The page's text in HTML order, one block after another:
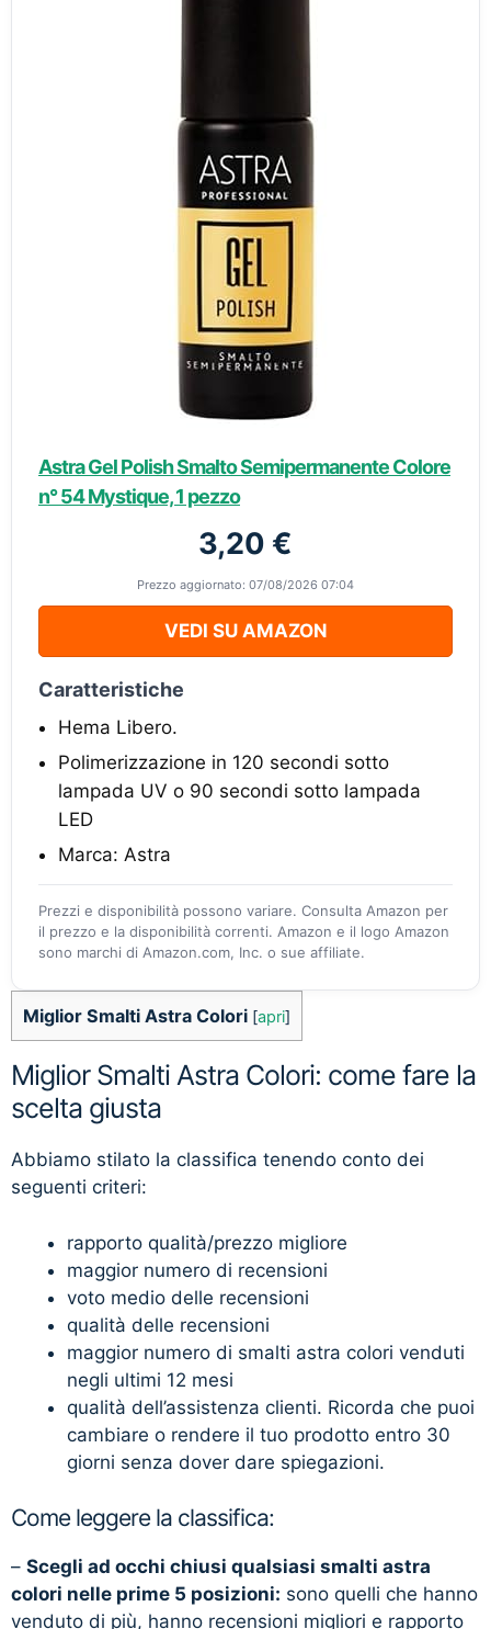
Astra Gel Polish Smalto Semipermanente Colore
n° 54 Mystique, 1 pezzo
3,20 €
Prezzo aggiornato: 07/08/2026 07:04
VEDI SU AMAZON
Caratteristiche
Hema Libero.
Polimerizzazione in 120 secondi sotto
lampada UV o 90 secondi sotto lampada
LED
Marca: Astra
Prezzi e disponibilità possono variare. Consulta Amazon per
il prezzo e la disponibilità correnti. Amazon e il logo Amazon
sono marchi di Amazon.com, Inc. o sue affiliate.
Miglior Smalti Astra Colori [apri]
Miglior Smalti Astra Colori: come fare la
scelta giusta
Abbiamo stilato la classifica tenendo conto dei
seguenti criteri:
rapporto qualità/prezzo migliore
maggior numero di recensioni
voto medio delle recensioni
qualità delle recensioni
maggior numero di smalti astra colori venduti
negli ultimi 12 mesi
qualità dell’assistenza clienti. Ricorda che puoi
cambiare o rendere il tuo prodotto entro 30
giorni senza dover dare spiegazioni.
Come leggere la classifica:
– Scegli ad occhi chiusi qualsiasi smalti astra
colori nelle prime 5 posizioni: sono quelli che hanno
venduto di più, hanno recensioni migliori e rapporto